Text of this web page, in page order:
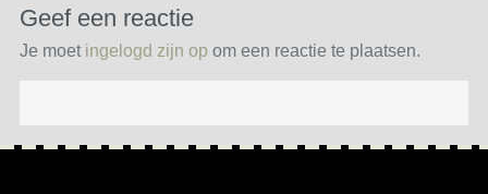
Geef een reactie
Je moet ingelogd zijn op om een reactie te plaatsen.